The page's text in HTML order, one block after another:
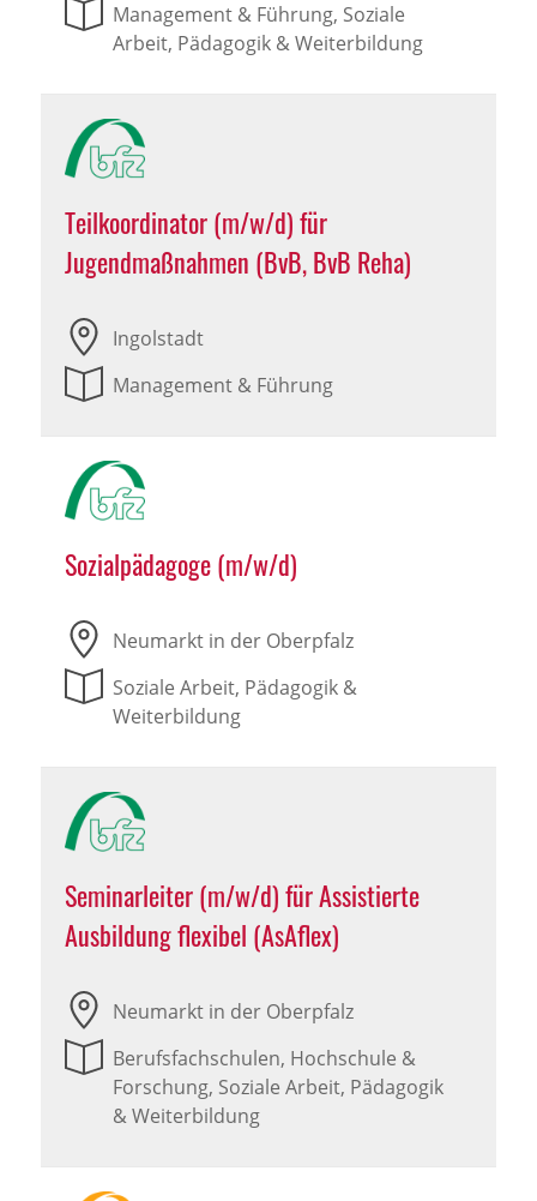
Management & Führung, Soziale
Arbeit, Pädagogik & Weiterbildung
Teilkoordinator (m/w/d) für
Jugendmaßnahmen (BvB, BvB Reha)
Ingolstadt
Management & Führung
Sozialpädagoge (m/w/d)
Neumarkt in der Oberpfalz
Soziale Arbeit, Pädagogik &
Weiterbildung
Seminarleiter (m/w/d) für Assistierte
Ausbildung flexibel (AsAflex)
Neumarkt in der Oberpfalz
Berufsfachschulen, Hochschule &
Forschung, Soziale Arbeit, Pädagogik
& Weiterbildung